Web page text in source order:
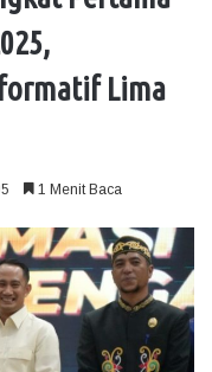
Lima
1 Menit Baca